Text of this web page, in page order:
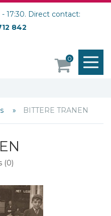
17:30. Direct contact:
842
0
BITTERE TRANEN
(0)